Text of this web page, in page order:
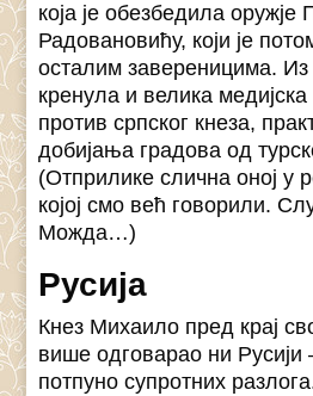
која је обезбедила оружје
Радовановићу, који је
осталим завереницима. Из
кренула и велика
против српског кнеза,
добијања градова од
(Отприлике слична оној у
којој смо већ говорили.
Можда…)
Русија
Кнез Михаило пред крај
више одговарао ни Русији
потпуно супротних